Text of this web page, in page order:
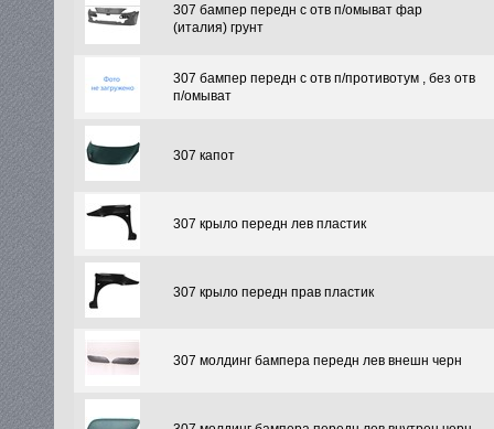
307 бампер передн с отв п/омыват фар
(италия) грунт
307 бампер передн с отв п/противотум , без отв
п/омыват
307 капот
307 крыло передн лев пластик
307 крыло передн прав пластик
307 молдинг бампера передн лев внешн черн